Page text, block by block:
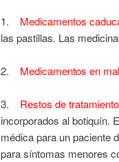
1. Medicamentos
las pastillas. Las
2. Medicamentos en
3. Restos de
incorporados al botiquín.
médica para un paciente
para síntomas menores